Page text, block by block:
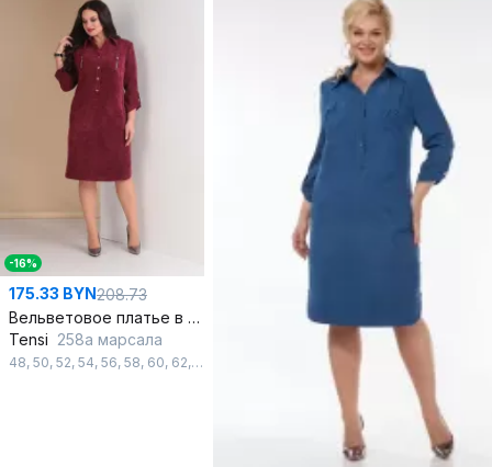
-16%
175.33 BYN208.73
Вельветовое платье в стиле сафари с карманами
Tensi 258а марсала
48, 50, 52, 54, 56, 58, 60, 62, 64